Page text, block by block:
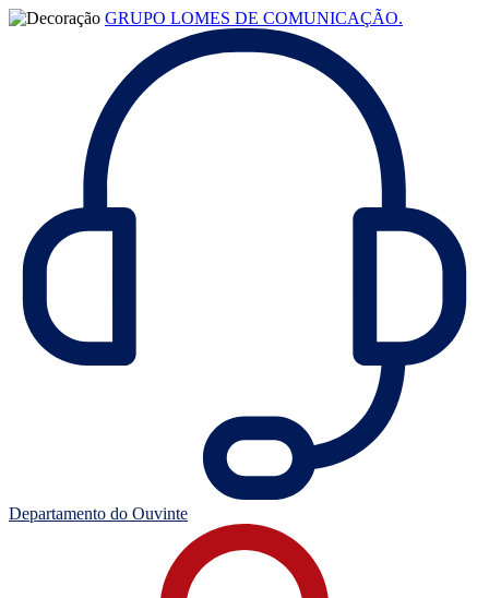
GRUPO LOMES DE COMUNICAÇÃO.
Departamento do Ouvinte